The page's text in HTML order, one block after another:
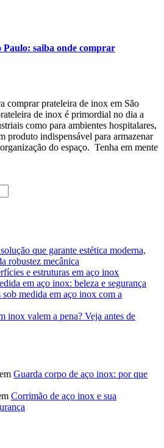
Paulo: saiba onde comprar
comprar prateleira de inox em São
de inox é primordial no dia a
como para ambientes hospitalares,
produto indispensável para armazenar
do espaço. Tenha em mente
que garante estética moderna,
robustez mecânica
e estruturas em aço inox
em aço inox: beleza e segurança
sob medida em aço inox com a
inox valem a pena? Veja antes de
em Guarda corpo de aço inox: por que
Corrimão de aço inox e sua